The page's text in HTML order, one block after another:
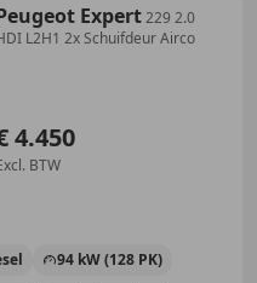
Expert229 2.0
L2H1 2x Schuifdeur Airco
4.450
BTW
94 kW (128 PK)